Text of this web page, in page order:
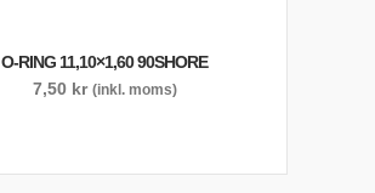
O-RING 11,10×1,60 90SHORE
7,50 kr (inkl. moms)